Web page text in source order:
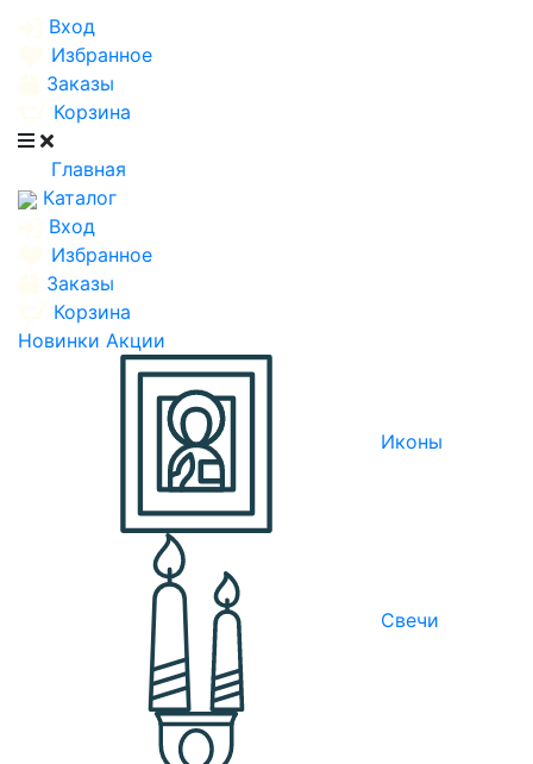
Вход
Избранное
Заказы
Корзина
Главная
Каталог
Вход
Избранное
Заказы
Корзина
Новинки Акции
Иконы
Свечи